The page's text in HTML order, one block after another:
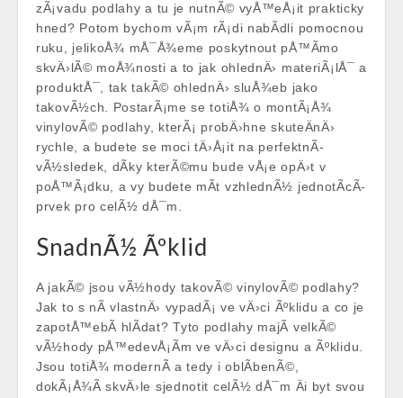
zÃ¡vadu podlahy a tu je nutnÃ© vyÅ™eÅ¡it prakticky
hned? Potom bychom vÃ¡m rÃ¡di nabÃ­dli pomocnou
ruku, jelikoÅ¾ mÅ¯Å¾eme poskytnout pÅ™Ã­mo
skvÄ›lÃ© moÅ¾nosti a to jak ohlednÄ› materiÃ¡lÅ¯ a
produktÅ¯, tak takÃ© ohlednÄ› sluÅ¾eb jako
takovÃ½ch. PostarÃ¡me se totiÅ¾ o montÃ¡Å¾
vinylovÃ© podlahy, kterÃ¡ probÄ›hne skuteÄnÄ›
rychle, a budete se moci tÄ›Å¡it na perfektnÃ­
vÃ½sledek, dÃ­ky kterÃ©mu bude vÅ¡e opÄ›t v
poÅ™Ã¡dku, a vy budete mÃ­t vzhlednÃ½ jednotÃ­cÃ­
prvek pro celÃ½ dÅ¯m.
SnadnÃ½ Ãºklid
A jakÃ© jsou vÃ½hody takovÃ© vinylovÃ© podlahy?
Jak to s nÃ­ vlastnÄ› vypadÃ¡ ve vÄ›ci Ãºklidu a co je
zapotÅ™ebÃ­ hlÃ­dat? Tyto podlahy majÃ­ velkÃ©
vÃ½hody pÅ™edevÅ¡Ã­m ve vÄ›ci designu a Ãºklidu.
Jsou totiÅ¾ modernÃ­ a tedy i oblÃ­benÃ©,
dokÃ¡Å¾Ã­ skvÄ›le sjednotit celÃ½ dÅ¯m Äi byt svou